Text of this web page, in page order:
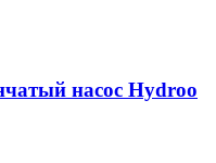
насос Hydroo